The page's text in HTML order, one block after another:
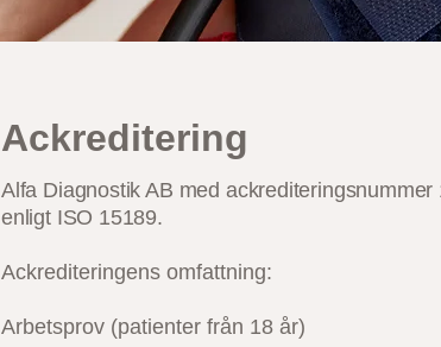
Ackreditering
Alfa Diagnostik AB med
enligt ISO 15189.
Ackrediteringens omfattning:
Arbetsprov (patienter från 18 år)